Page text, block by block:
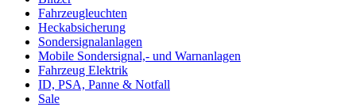
Fahrzeugleuchten
Heckabsicherung
Sondersignalanlagen
Mobile Sondersignal,- und Warnanlagen
Fahrzeug Elektrik
ID, PSA, Panne & Notfall
Sale